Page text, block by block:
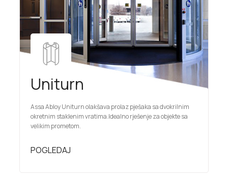
Uniturn
Assa Abloy Uniturn olakšava prolaz pješaka sa dvokrilnim
okretnim staklenim vratima.Idealno rješenje za objekte sa
velikim prometom.
POGLEDAJ